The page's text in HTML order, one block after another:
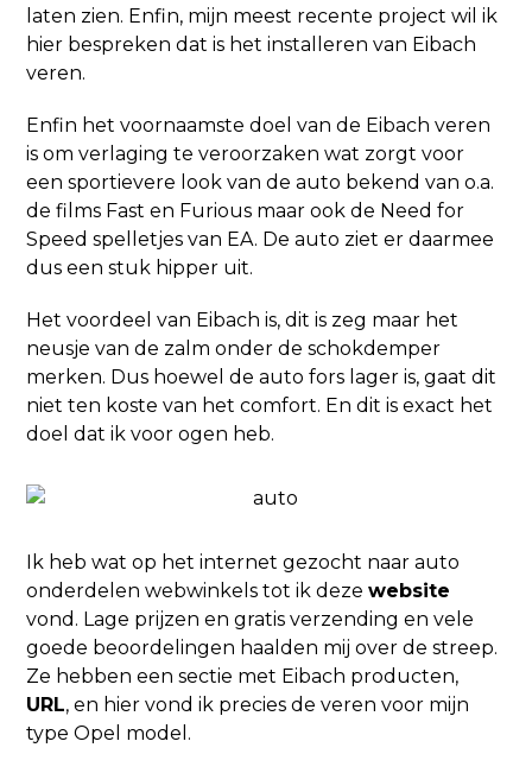
laten zien. Enfin, mijn meest recente project wil ik
hier bespreken dat is het installeren van Eibach
veren.
Enfin het voornaamste doel van de Eibach veren
is om verlaging te veroorzaken wat zorgt voor
een sportievere look van de auto bekend van o.a.
de films Fast en Furious maar ook de Need for
Speed spelletjes van EA. De auto ziet er daarmee
dus een stuk hipper uit.
Het voordeel van Eibach is, dit is zeg maar het
neusje van de zalm onder de schokdemper
merken. Dus hoewel de auto fors lager is, gaat dit
niet ten koste van het comfort. En dit is exact het
doel dat ik voor ogen heb.
Ik heb wat op het internet gezocht naar auto
onderdelen webwinkels tot ik dezewebsite
vond. Lage prijzen en gratis verzending en vele
goede beoordelingen haalden mij over de streep.
Ze hebben een sectie met Eibach producten,
URL, en hier vond ik precies de veren voor mijn
type Opel model.